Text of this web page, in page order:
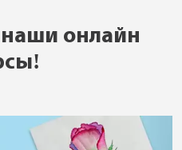
онлайн